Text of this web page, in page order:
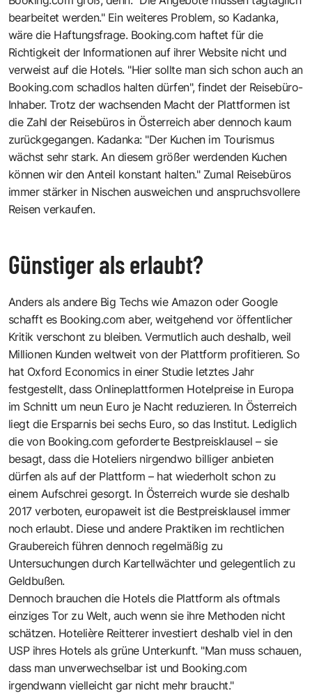
bearbeitet werden." Ein weiteres Problem, so Kadanka,
wäre die Haftungsfrage. Booking.com haftet für die
Richtigkeit der Informationen auf ihrer Website nicht und
verweist auf die Hotels. "Hier sollte man sich schon auch an
Booking.com schadlos halten dürfen", findet der Reisebüro-
Inhaber. Trotz der wachsenden Macht der Plattformen ist
die Zahl der Reisebüros in Österreich aber dennoch kaum
zurückgegangen. Kadanka: "Der Kuchen im Tourismus
wächst sehr stark. An diesem größer werdenden Kuchen
können wir den Anteil konstant halten." Zumal Reisebüros
immer stärker in Nischen ausweichen und anspruchsvollere
Reisen verkaufen.
Günstiger als erlaubt?
Anders als andere Big Techs wie Amazon oder Google
schafft es Booking.com aber, weitgehend vor öffentlicher
Kritik verschont zu bleiben. Vermutlich auch deshalb, weil
Millionen Kunden weltweit von der Plattform profitieren. So
hat Oxford Economics in einer Studie letztes Jahr
festgestellt, dass Onlineplattformen Hotelpreise in Europa
im Schnitt um neun Euro je Nacht reduzieren. In Österreich
liegt die Ersparnis bei sechs Euro, so das Institut. Lediglich
die von Booking.com geforderte Bestpreisklausel – sie
besagt, dass die Hoteliers nirgendwo billiger anbieten
dürfen als auf der Plattform – hat wiederholt schon zu
einem Aufschrei gesorgt. In Österreich wurde sie deshalb
2017 verboten, europaweit ist die Bestpreisklausel immer
noch erlaubt. Diese und andere Praktiken im rechtlichen
Graubereich führen dennoch regelmäßig zu
Untersuchungen durch Kartellwächter und gelegentlich zu
Geldbußen.
Dennoch brauchen die Hotels die Plattform als oftmals
einziges Tor zu Welt, auch wenn sie ihre Methoden nicht
schätzen. Hotelière Reitterer investiert deshalb viel in den
USP ihres Hotels als grüne Unterkunft. "Man muss schauen,
dass man unverwechselbar ist und Booking.com
irgendwann vielleicht gar nicht mehr braucht."